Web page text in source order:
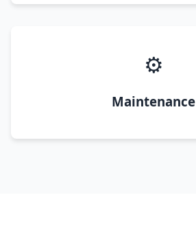
⚙️
Maintenance